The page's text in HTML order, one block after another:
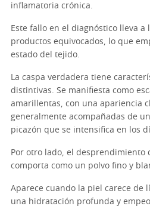
inflamatoria crónica.
Este fallo en el diagnóstico lleva a
productos equivocados, lo que
estado del tejido.
La caspa verdadera tiene
distintivas. Se manifiesta como
amarillentas, con una apariencia
generalmente acompañadas de
picazón que se intensifica en los
Por otro lado, el desprendimiento
comporta como un polvo fino y
Aparece cuando la piel carece de
una hidratación profunda y